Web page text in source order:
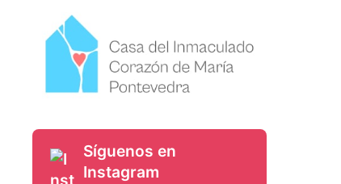
Síguenos en
Instagram